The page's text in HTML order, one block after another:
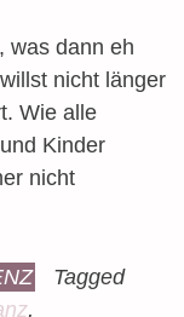
was dann eh
nicht länger
Wie alle
Kinder
nicht
Tagged
,